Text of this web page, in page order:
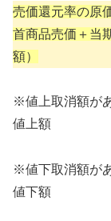
売価還元率の原
首商品売価＋当
額）
※値上取消額が
値上額
※値下取消額が
値下額